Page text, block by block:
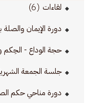
لقاءات (6)
دورة الإيمان والصلة
حجة الوداع - الحِكم
جلسة الجمعة
دورة مناحي حكم